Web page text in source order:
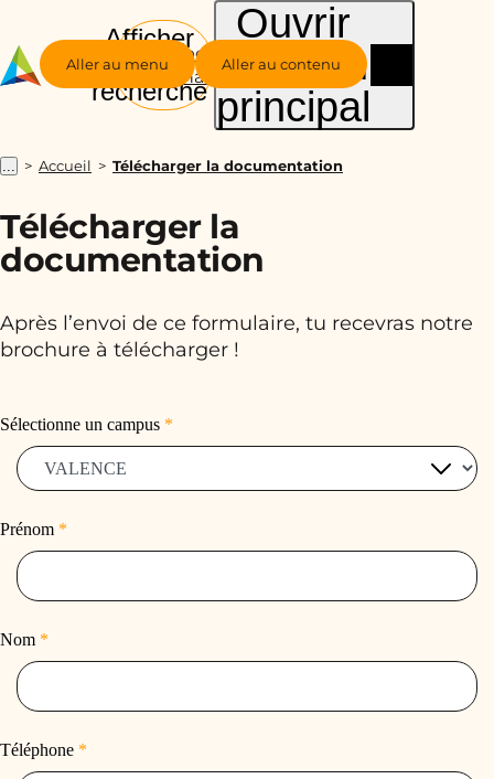
Aller au menu Aller au contenu
Groupe
Alternance
Afficher
la
recherche
Ouvrir
le menu
principal
... Accueil Télécharger la documentation
Télécharger la
documentation
Après l’envoi de ce formulaire, tu recevras notre
brochure à télécharger !